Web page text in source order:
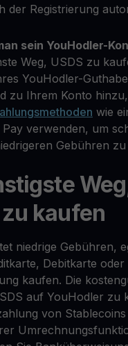
der Registrierung
sein YouHodler-
Weg, USDS zu
YouHodler-
zu Ihrem Konto
wie
verwenden, um
Gebühren zu
zu kaufen
niedrige Gebühren,
Debitkarte oder
kaufen. Die
auf YouHodler zu
von